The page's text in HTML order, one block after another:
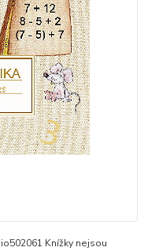
Knížky nejsou